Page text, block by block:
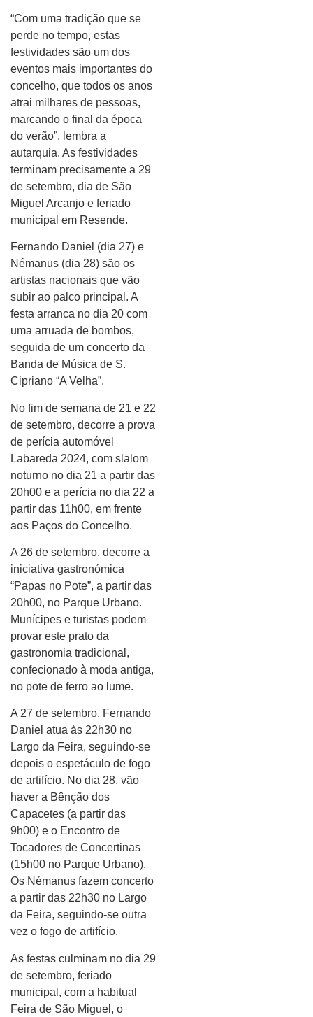
“Com uma tradição que se
perde no tempo, estas
festividades são um dos
eventos mais importantes do
concelho, que todos os anos
atrai milhares de pessoas,
marcando o final da época
do verão”, lembra a
autarquia. As festividades
terminam precisamente a 29
de setembro, dia de São
Miguel Arcanjo e feriado
municipal em Resende.
Fernando Daniel (dia 27) e
Némanus (dia 28) são os
artistas nacionais que vão
subir ao palco principal. A
festa arranca no dia 20 com
uma arruada de bombos,
seguida de um concerto da
Banda de Música de S.
Cipriano “A Velha”.
No fim de semana de 21 e 22
de setembro, decorre a prova
de perícia automóvel
Labareda 2024, com slalom
noturno no dia 21 a partir das
20h00 e a perícia no dia 22 a
partir das 11h00, em frente
aos Paços do Concelho.
A 26 de setembro, decorre a
iniciativa gastronómica
“Papas no Pote”, a partir das
20h00, no Parque Urbano.
Munícipes e turistas podem
provar este prato da
gastronomia tradicional,
confecionado à moda antiga,
no pote de ferro ao lume.
A 27 de setembro, Fernando
Daniel atua às 22h30 no
Largo da Feira, seguindo-se
depois o espetáculo de fogo
de artifício. No dia 28, vão
haver a Bênção dos
Capacetes (a partir das
9h00) e o Encontro de
Tocadores de Concertinas
(15h00 no Parque Urbano).
Os Némanus fazem concerto
a partir das 22h30 no Largo
da Feira, seguindo-se outra
vez o fogo de artifício.
As festas culminam no dia 29
de setembro, feriado
municipal, com a habitual
Feira de São Miguel, o